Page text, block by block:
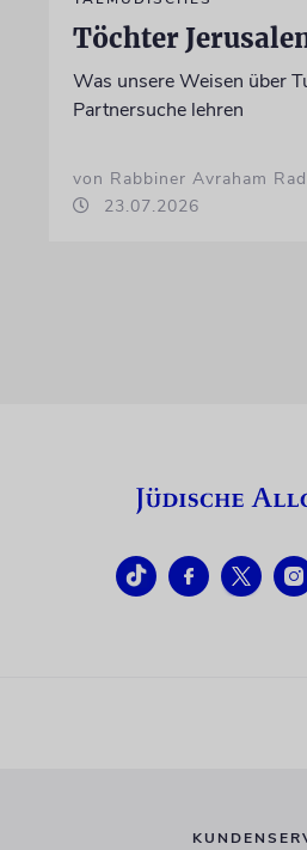
Töchter
Was unsere Weisen über
Partnersuche lehren
von Rabbiner Avraham
23.07.2026